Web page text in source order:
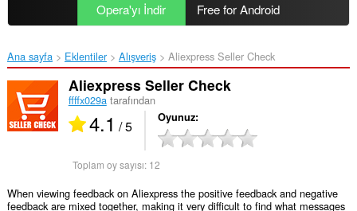
Opera'yı İndir Free for Android
Ana sayfa Eklentiler Alışveriş Aliexpress Seller Check‎
Aliexpress Seller Check
ffffx029a tarafından
4.1 / 5 Oyunuz
Toplam oy sayısı: 12
When viewing feedback on Aliexpress the positive feedback and negative
feedback are mixed together, making it very difficult to find what messages